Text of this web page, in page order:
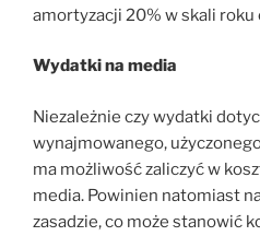
amortyzacji 20% w skali roku
Wydatki na media
Niezależnie czy wydatki
wynajmowanego,
ma możliwość zaliczyć w
media. Powinien natomiast
zasadzie, co może stanowić